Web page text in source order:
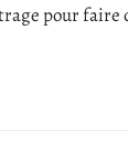
pour